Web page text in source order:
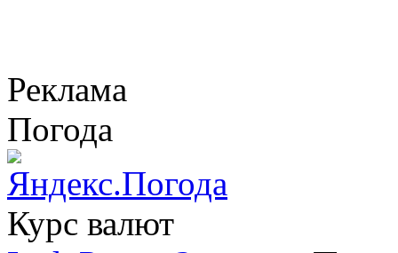
Реклама
Погода
Курс валют